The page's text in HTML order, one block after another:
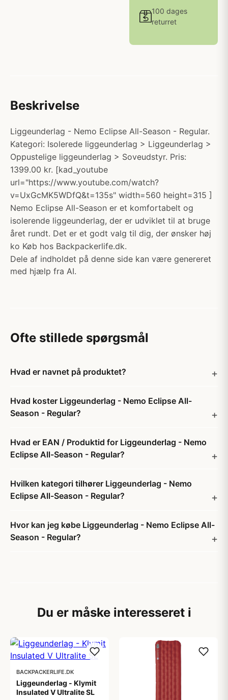
100 dages
returret
Beskrivelse
Liggeunderlag - Nemo Eclipse All-Season - Regular.
Kategori: Isolerede liggeunderlag > Liggeunderlag >
Oppustelige liggeunderlag > Soveudstyr. Pris:
1399.00 kr. [kad_youtube
url="https://www.youtube.com/watch?
v=UxGcMK5WDfQ&t=135s" width=560 height=315 ]
Nemo Eclipse All-Season er et komfortabelt og
isolerende liggeunderlag, der er udviklet til at bruge
året rundt. Det er et godt valg til dig, der ønsker høj
ko Køb hos Backpackerlife.dk.
Dele af indholdet på denne side kan være genereret
med hjælp fra AI.
Ofte stillede spørgsmål
Hvad er navnet på produktet?
Hvad koster Liggeunderlag - Nemo Eclipse All-
Season - Regular?
Hvad er EAN / Produktid for Liggeunderlag - Nemo
Eclipse All-Season - Regular?
Hvilken kategori tilhører Liggeunderlag - Nemo
Eclipse All-Season - Regular?
Hvor kan jeg købe Liggeunderlag - Nemo Eclipse All-
Season - Regular?
Du er måske interesseret i
BACKPACKERLIFE.DK
Liggeunderlag - Klymit
Insulated V Ultralite SL